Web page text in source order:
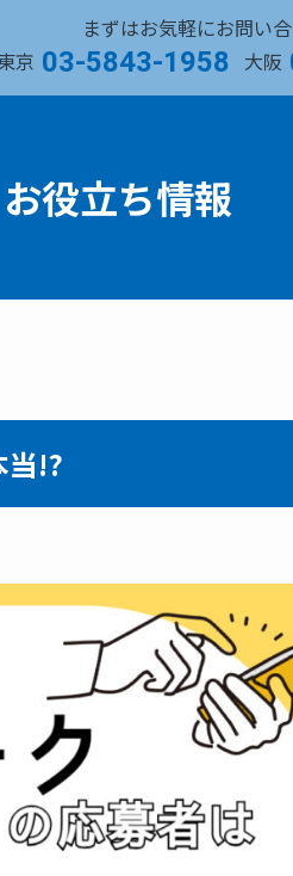
まずはお気軽にお問い
京 03-5843-1958 大阪
お役立ち情報
当!?